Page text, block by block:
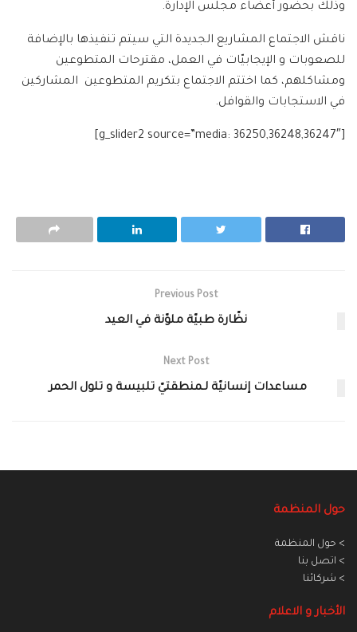
وذلك بحضور أعضاء مجلس الإدارة.
ناقش الاجتماع المشاريع الجديدة التي سيتم تنفيذها بالإضافة
للصعوبات و الإيجابيّات في العمل، مقترحات المتطوعين
ومشاكلهم، كما اختتم الاجتماع بتكريم المتطوعين المشاركين
في الاستجابات والقوافل.
[g_slider2 source=”media: 36250,36248,36247″]
Previous Post
نظّارة طبيّة ملوّنة في العيد‎
Next Post
مساعدات إنسانيّة لـمنطقتيّ تلبيسة و تلول الحمر
حول المنظمة
> حول المنظمة
> اتصل بنا
> شركائنا
الأخبار و الاعلام